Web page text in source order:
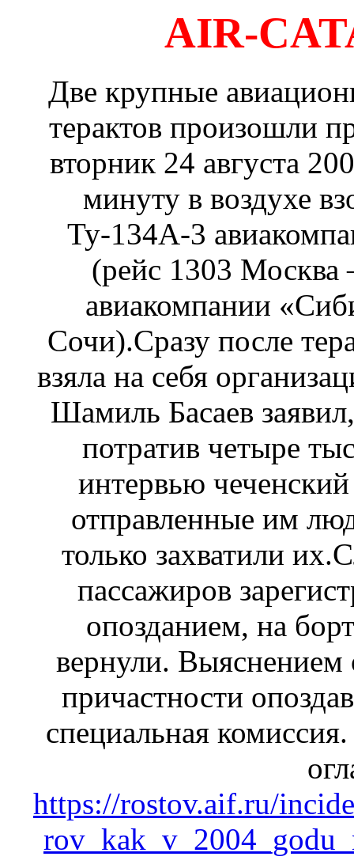
AIR-
Две крупные
терактов произошли
вторник 24 августа
минуту в воздухе
Ту-134А-3
(рейс 1303 Москва
авиакомпании
Сочи).Сразу после
взяла на себя
Шамиль Басаев
потратив четыре
интервью
отправленные им
только захватили
пассажиров
опозданием, на
вернули. Выяснением
причастности
специальная
https://rostov.aif.ru/